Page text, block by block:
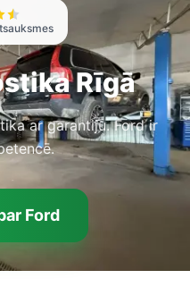
Rīgā
ar garantiju. Ford ir
Ford